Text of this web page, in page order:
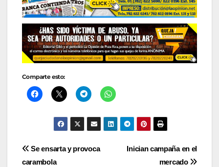
Comparte esto:
Navegación
Inician campaña en el
mercado
Se ensarta y provoca
carambola